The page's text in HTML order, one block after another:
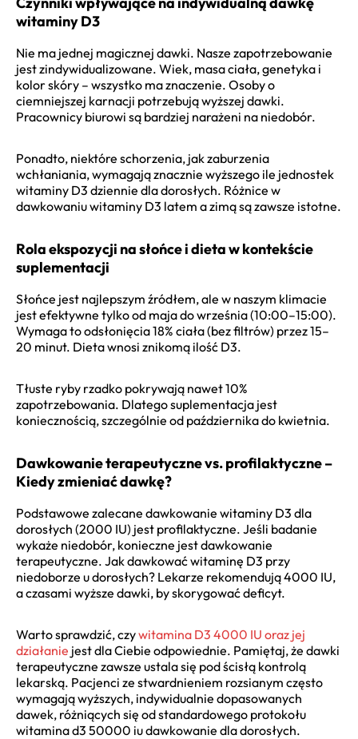
witaminy D3
Nie ma jednej magicznej dawki. Nasze zapotrzebowanie
jest zindywidualizowane. Wiek, masa ciała, genetyka i
kolor skóry – wszystko ma znaczenie. Osoby o
ciemniejszej karnacji potrzebują wyższej dawki.
Pracownicy biurowi są bardziej narażeni na niedobór.
Ponadto, niektóre schorzenia, jak zaburzenia
wchłaniania, wymagają znacznie wyższego ile jednostek
witaminy D3 dziennie dla dorosłych. Różnice w
dawkowaniu witaminy D3 latem a zimą są zawsze istotne.
Rola ekspozycji na słońce i dieta w kontekście
suplementacji
Słońce jest najlepszym źródłem, ale w naszym klimacie
jest efektywne tylko od maja do września (10:00–15:00).
Wymaga to odsłonięcia 18% ciała (bez filtrów) przez 15–
20 minut. Dieta wnosi znikomą ilość D3.
Tłuste ryby rzadko pokrywają nawet 10%
zapotrzebowania. Dlatego suplementacja jest
koniecznością, szczególnie od października do kwietnia.
Dawkowanie terapeutyczne vs. profilaktyczne –
Kiedy zmieniać dawkę?
Podstawowe zalecane dawkowanie witaminy D3 dla
dorosłych (2000 IU) jest profilaktyczne. Jeśli badanie
wykaże niedobór, konieczne jest dawkowanie
terapeutyczne. Jak dawkować witaminę D3 przy
niedoborze u dorosłych? Lekarze rekomendują 4000 IU,
a czasami wyższe dawki, by skorygować deficyt.
Warto sprawdzić, czywitamina D3 4000 IU oraz jej
działanie jest dla Ciebie odpowiednie. Pamiętaj, że dawki
terapeutyczne zawsze ustala się pod ścisłą kontrolą
lekarską. Pacjenci ze stwardnieniem rozsianym często
wymagają wyższych, indywidualnie dopasowanych
dawek, różniących się od standardowego protokołu
witamina d3 50000 iu dawkowanie dla dorosłych.